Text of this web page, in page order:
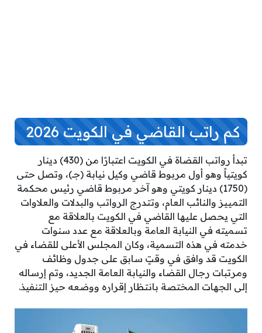
كم راتب القاضي في الكويت 2026
تبدأ رواتب القضاة في الكويت اعتبارًا من (430) دينار
كويتياً وهو أول مربوط قاضي وكيل نيابة (جـ)، وتصل حتى
(1750) دينار كويتي وهو آخر مربوط قاضي رئيس محكمة
التمييز والنائب العام، وتتدرج الرواتب والبدلات والعلاوات
التي يحصل عليها القاضي في الكويت بالعلاقة مع
تسميته في النيابة العامة وبالعلاقة مع عدد سنوات
خدمته في هذه التسمية، وكان المجلس الأعلى للقضاء في
الكويت قد وافق في وقتٍ سابق على جدول وظائف
ومرتبات رجال القضاء والنيابة العامة الجديد، وتم إرساله
إلى الجهات المختصة بانتظار إقراره ووضعه حيز التنفيذ.